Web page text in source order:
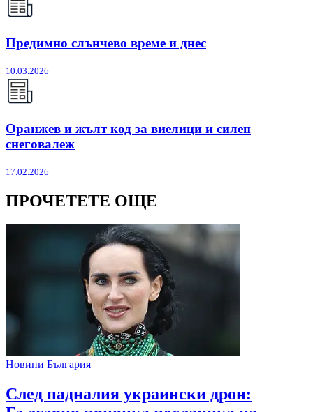
Предимно слънчево време и днес
10.03.2026
Оранжев и жълт код за виелици и силен
снеговалеж
17.02.2026
ПРОЧЕТЕТЕ ОЩЕ
Новини България
След падналия украински дрон: